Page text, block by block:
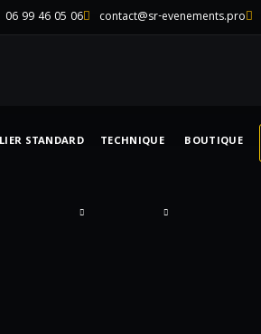
06 99 46 05 06 contact@sr-evenements.pro
STANDARD TECHNIQUE BOUTIQUE